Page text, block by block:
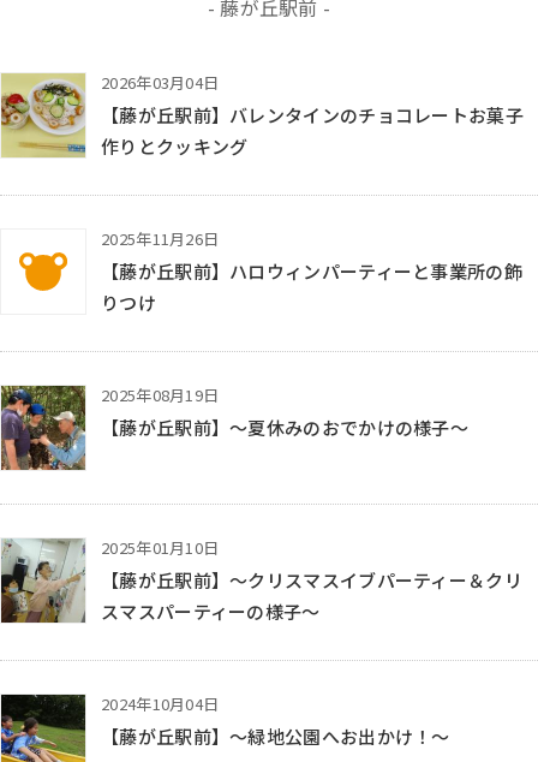
- 藤が丘駅前 -
【藤が丘駅前】バレンタインのチョコレートお菓子
作りとクッキング
2026年03月04日
KTC放課後等デイサービス はぐぽん
【藤が丘駅前】ハロウィンパーティーと事業所の飾
りつけ
2025年11月26日
【藤が丘駅前】～夏休みのおでかけの様子～
2025年08月19日
【藤が丘駅前】～クリスマスイブパーティー＆クリ
スマスパーティーの様子～
2025年01月10日
【藤が丘駅前】～緑地公園へお出かけ！～
2024年10月04日